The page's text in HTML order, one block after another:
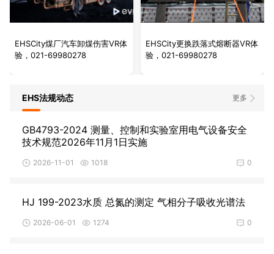
EHSCity煤厂汽车卸煤伤害VR体
验，021-69980278
EHSCity更换跌落式熔断器VR体
验，021-69980278
更多
EHS法规动态
GB4793-2024 测量、控制和实验室用电气设备安全
技术规范2026年11月1日实施
0
2026-11-01 1018
HJ 199-2023水质 总氮的测定 气相分子吸收光谱法
0
2026-06-01 1274